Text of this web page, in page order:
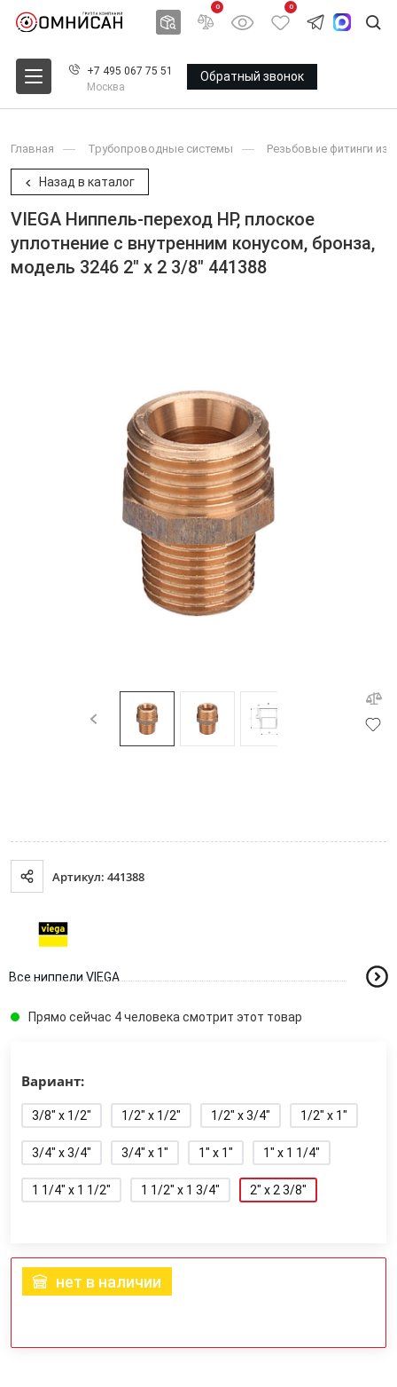
0 0
+7 495 067 75 51
Москва
Обратный звонок
Главная Трубопроводные системы Резьбовые фитинги из
Назад в каталог
VIEGA Ниппель-переход НР, плоское
уплотнение с внутренним конусом, бронза,
модель 3246 2" x 2 3/8" 441388
Артикул: 441388
Все ниппели VIEGA
Прямо сейчас 4 человека смотрит этот товар
Вариант:
3/8" x 1/2" 1/2" x 1/2" 1/2" x 3/4" 1/2" x 1"
3/4" x 3/4" 3/4" x 1" 1" x 1" 1" x 1 1/4"
1 1/4" x 1 1/2" 1 1/2" x 1 3/4" 2" x 2 3/8"
нет в наличии